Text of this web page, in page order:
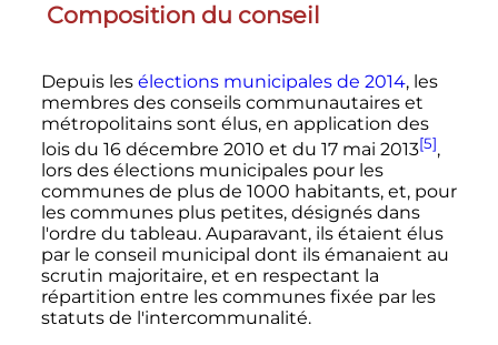
Composition du conseil
Depuis les élections municipales de 2014, les
membres des conseils communautaires et
métropolitains sont élus, en application des
lois du 16 décembre 2010 et du 17 mai 2013[5],
lors des élections municipales pour les
communes de plus de 1000 habitants, et, pour
les communes plus petites, désignés dans
l'ordre du tableau. Auparavant, ils étaient élus
par le conseil municipal dont ils émanaient au
scrutin majoritaire, et en respectant la
répartition entre les communes fixée par les
statuts de l'intercommunalité.